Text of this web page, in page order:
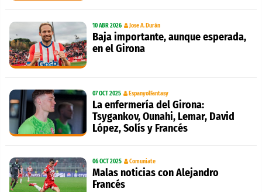
10 ABR 2026 Jose A. Durán
Baja importante, aunque esperada,
en el Girona
07 OCT 2025 EspanyolFantasy
La enfermería del Girona:
Tsygankov, Ounahi, Lemar, David
López, Solís y Francés
06 OCT 2025 Comuniate
Malas noticias con Alejandro
Francés